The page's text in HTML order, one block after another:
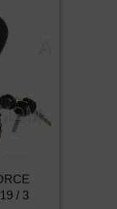
/ 3